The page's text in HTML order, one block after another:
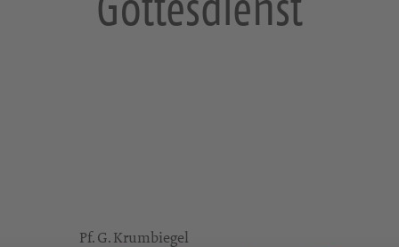
Pf. G. Krumbiegel